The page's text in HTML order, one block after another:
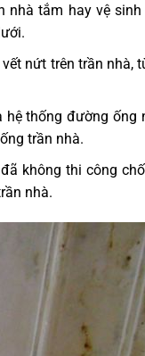
nhà tắm hay vệ
nứt trên trần nhà,
hệ thống đường ống
trần nhà.
không thi công
nhà.